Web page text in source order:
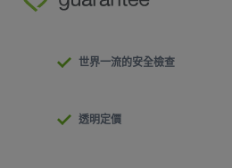
世界一流的安全檢查
透明定價